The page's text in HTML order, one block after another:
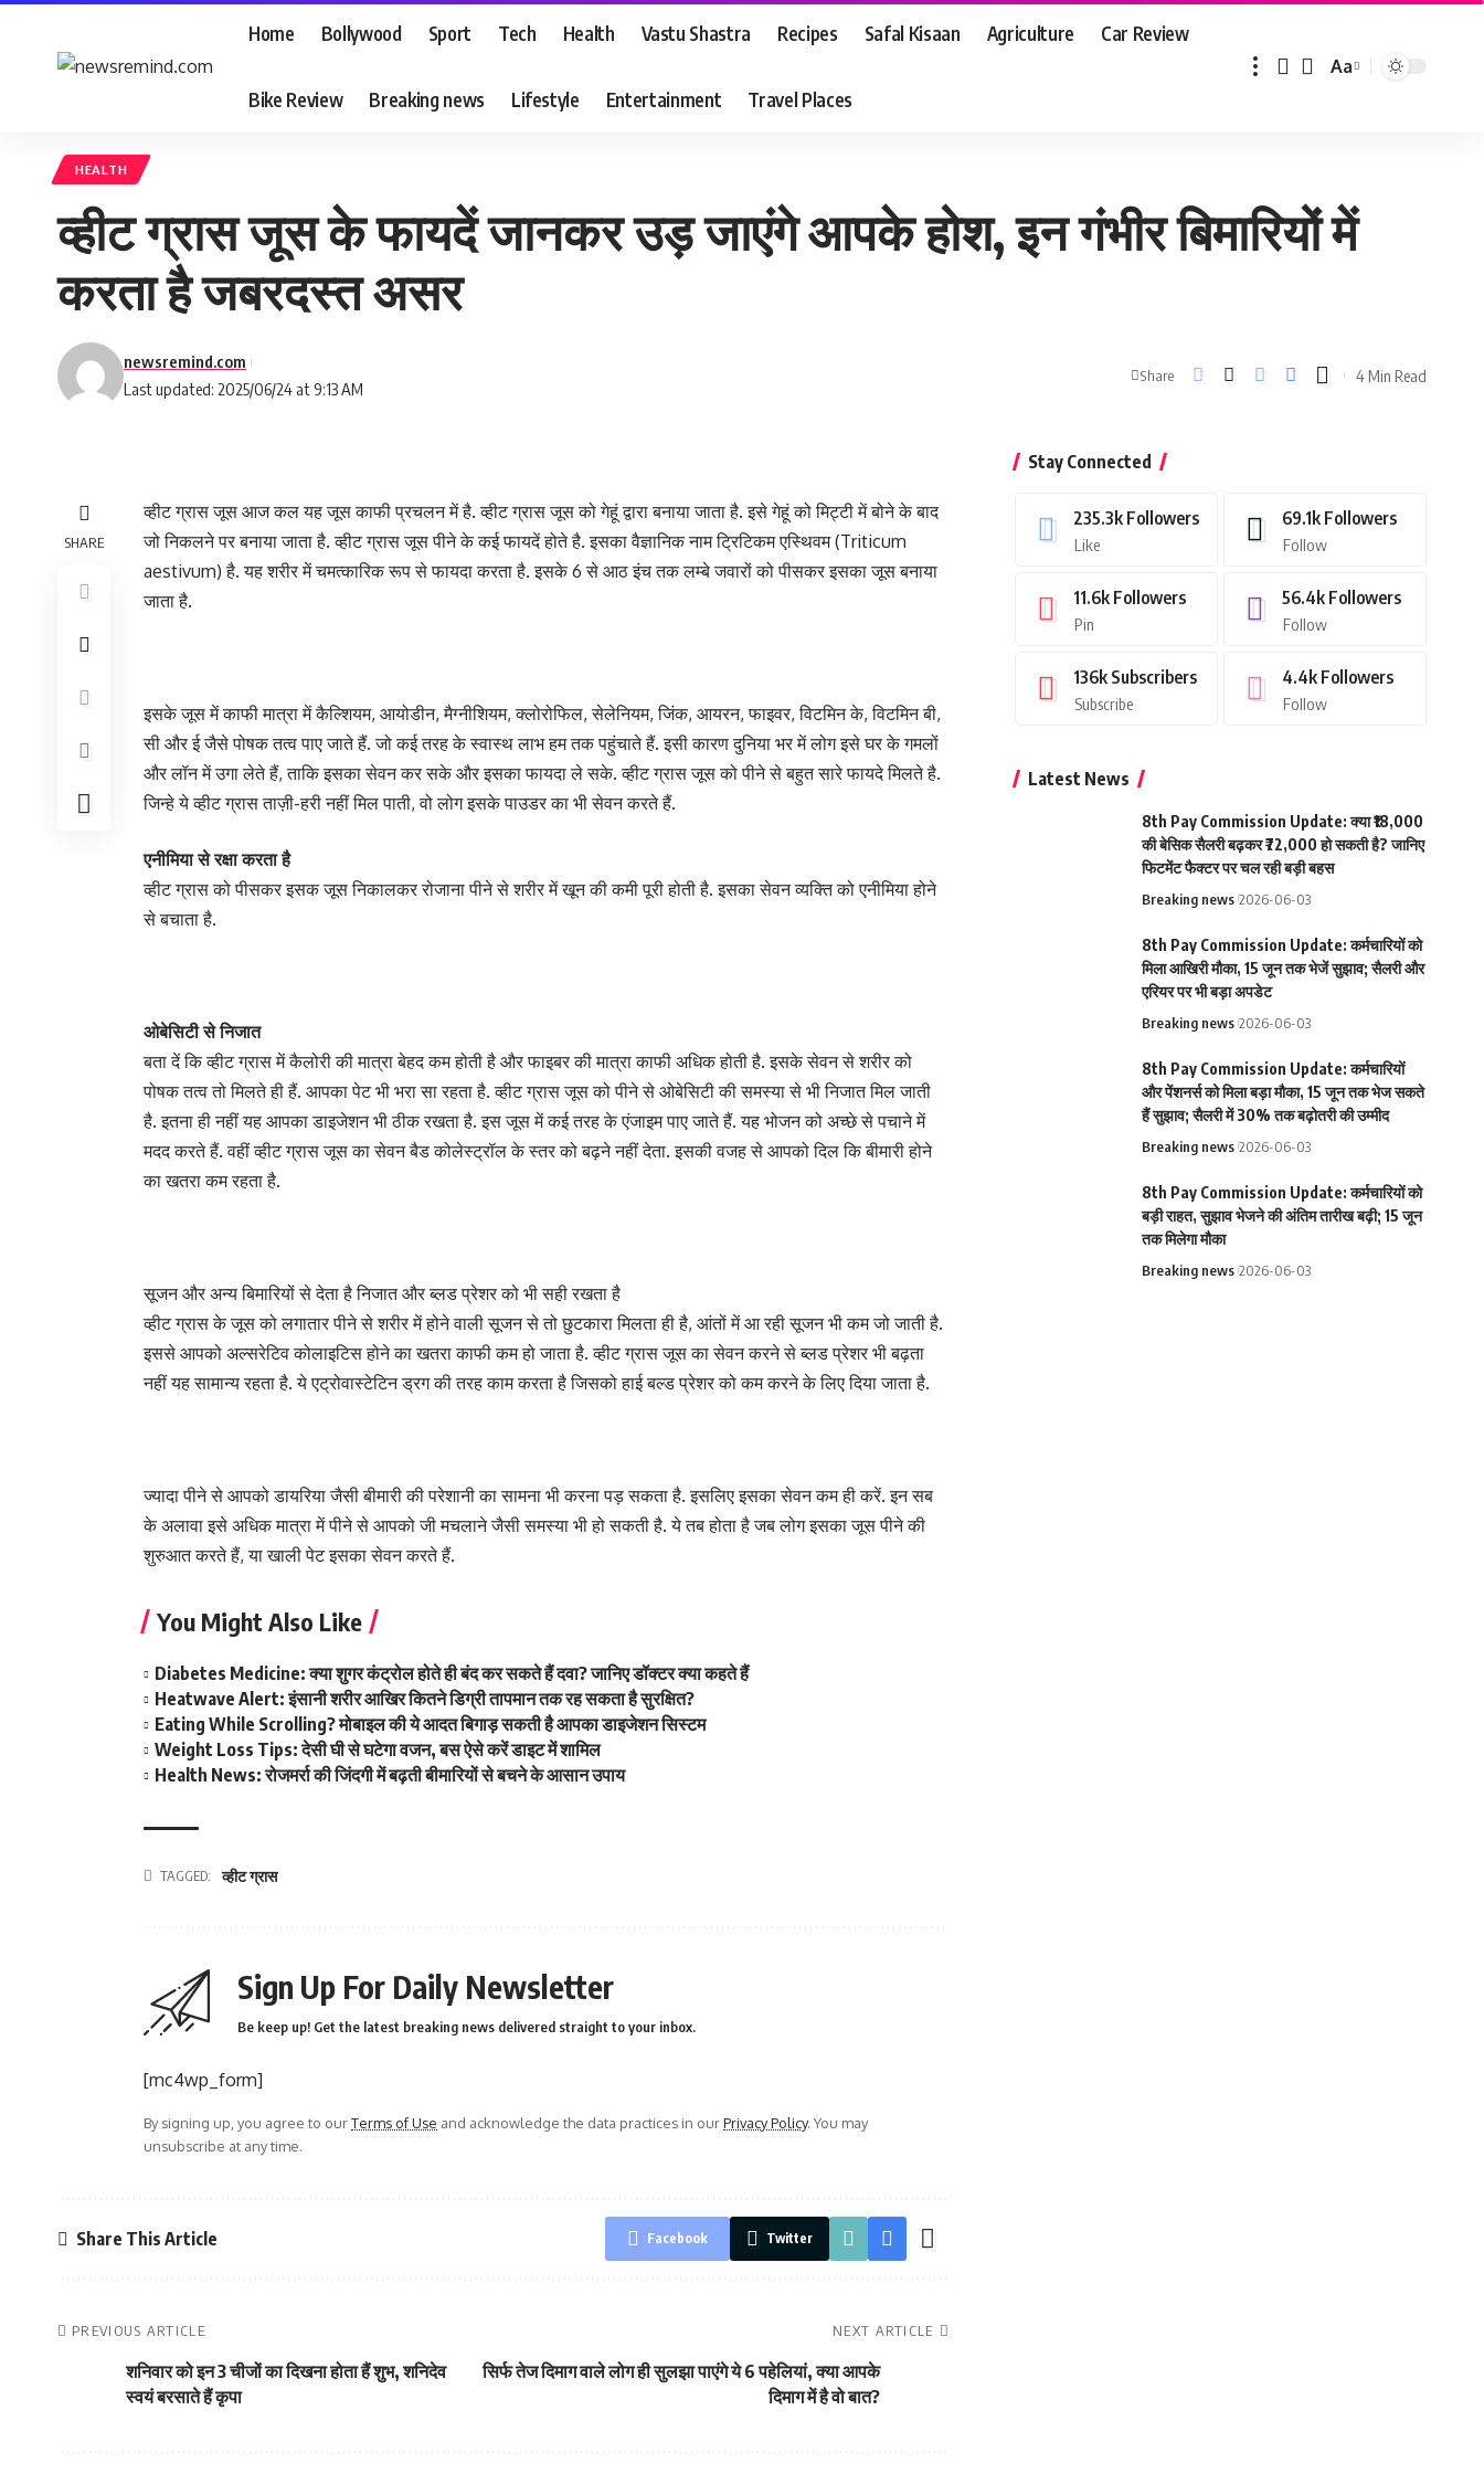
Home Bollywood Sport Tech Health Vastu Shastra Recipes Safal Kisaan Agriculture Car Review
Bike Review Breaking news Lifestyle Entertainment Travel Places
Font
Aa
HEALTH
व्हीट ग्रास जूस के फायदें जानकर उड़ जाएंगे आपके होश, इन गंभीर बिमारियों में
करता है जबरदस्त असर
Last updated: 2025/06/24 at 9:13 AM
newsremind.com
Share 4 Min Read
SHARE
व्हीट ग्रास जूस आज कल यह जूस काफी प्रचलन में है. व्हीट ग्रास जूस को गेहूं द्वारा बनाया जाता है. इसे गेहूं को मिट्टी में बोने के बाद
जो निकलने पर बनाया जाता है. व्हीट ग्रास जूस पीने के कई फायदें होते है. इसका वैज्ञानिक नाम ट्रिटिकम एस्थिवम (Triticum
aestivum) है. यह शरीर में चमत्कारिक रूप से फायदा करता है. इसके 6 से आठ इंच तक लम्बे जवारों को पीसकर इसका जूस बनाया
जाता है.
इसके जूस में काफी मात्रा में कैल्शियम, आयोडीन, मैग्नीशियम, क्लोरोफिल, सेलेनियम, जिंक, आयरन, फाइवर, विटमिन के, विटमिन बी,
सी और ई जैसे पोषक तत्व पाए जाते हैं. जो कई तरह के स्वास्थ लाभ हम तक पहुंचाते हैं. इसी कारण दुनिया भर में लोग इसे घर के गमलों
और लॉन में उगा लेते हैं, ताकि इसका सेवन कर सके और इसका फायदा ले सके. व्हीट ग्रास जूस को पीने से बहुत सारे फायदे मिलते है.
जिन्हे ये व्हीट ग्रास ताज़ी-हरी नहीं मिल पाती, वो लोग इसके पाउडर का भी सेवन करते हैं.
एनीमिया से रक्षा करता है
व्हीट ग्रास को पीसकर इसक जूस निकालकर रोजाना पीने से शरीर में खून की कमी पूरी होती है. इसका सेवन व्यक्ति को एनीमिया होने
से बचाता है.
ओबेसिटी से निजात
बता दें कि व्हीट ग्रास में कैलोरी की मात्रा बेहद कम होती है और फाइबर की मात्रा काफी अधिक होती है. इसके सेवन से शरीर को
पोषक तत्व तो मिलते ही हैं. आपका पेट भी भरा सा रहता है. व्हीट ग्रास जूस को पीने से ओबेसिटी की समस्या से भी निजात मिल जाती
है. इतना ही नहीं यह आपका डाइजेशन भी ठीक रखता है. इस जूस में कई तरह के एंजाइम पाए जाते हैं. यह भोजन को अच्छे से पचाने में
मदद करते हैं. वहीं व्हीट ग्रास जूस का सेवन बैड कोलेस्ट्रॉल के स्तर को बढ़ने नहीं देता. इसकी वजह से आपको दिल कि बीमारी होने
का खतरा कम रहता है.
सूजन और अन्य बिमारियों से देता है निजात और ब्लड प्रेशर को भी सही रखता है
व्हीट ग्रास के जूस को लगातार पीने से शरीर में होने वाली सूजन से तो छुटकारा मिलता ही है, आंतों में आ रही सूजन भी कम जो जाती है.
इससे आपको अल्सरेटिव कोलाइटिस होने का खतरा काफी कम हो जाता है. व्हीट ग्रास जूस का सेवन करने से ब्लड प्रेशर भी बढ़ता
नहीं यह सामान्य रहता है. ये एट्रोवास्टेटिन ड्रग की तरह काम करता है जिसको हाई बल्ड प्रेशर को कम करने के लिए दिया जाता है.
ज्यादा पीने से आपको डायरिया जैसी बीमारी की परेशानी का सामना भी करना पड़ सकता है. इसलिए इसका सेवन कम ही करें. इन सब
के अलावा इसे अधिक मात्रा में पीने से आपको जी मचलाने जैसी समस्या भी हो सकती है. ये तब होता है जब लोग इसका जूस पीने की
शुरुआत करते हैं, या खाली पेट इसका सेवन करते हैं.
You Might Also Like
Diabetes Medicine: क्या शुगर कंट्रोल होते ही बंद कर सकते हैं दवा? जानिए डॉक्टर क्या कहते हैं
Heatwave Alert: इंसानी शरीर आखिर कितने डिग्री तापमान तक रह सकता है सुरक्षित?
Eating While Scrolling? मोबाइल की ये आदत बिगाड़ सकती है आपका डाइजेशन सिस्टम
Weight Loss Tips: देसी घी से घटेगा वजन, बस ऐसे करें डाइट में शामिल
Health News: रोजमर्रा की जिंदगी में बढ़ती बीमारियों से बचने के आसान उपाय
TAGGED: व्हीट ग्रास
Sign Up For Daily Newsletter
Be keep up! Get the latest breaking news delivered straight to your inbox.
[mc4wp_form]
By signing up, you agree to ourTerms of Use and acknowledge the data practices in ourPrivacy Policy. You may
unsubscribe at any time.
Share This Article Facebook Twitter
PREVIOUS ARTICLE
शनिवार को इन 3 चीजों का दिखना होता हैं शुभ, शनिदेव
स्वयं बरसाते हैं कृपा
NEXT ARTICLE
सिर्फ तेज दिमाग वाले लोग ही सुलझा पाएंगे ये 6 पहेलियां, क्या आपके
दिमाग में है वो बात?
Stay Connected
235.3k Followers
Like
69.1k Followers
Follow
11.6k Followers
Pin
56.4k Followers
Follow
136k Subscribers
Subscribe
4.4k Followers
Follow
Latest News
8th Pay Commission Update: क्या ₹18,000
की बेसिक सैलरी बढ़कर ₹72,000 हो सकती है? जानिए
फिटमेंट फैक्टर पर चल रही बड़ी बहस
Breaking news 2026-06-03
8th Pay Commission Update: कर्मचारियों को
मिला आखिरी मौका, 15 जून तक भेजें सुझाव; सैलरी और
एरियर पर भी बड़ा अपडेट
Breaking news 2026-06-03
8th Pay Commission Update: कर्मचारियों
और पेंशनर्स को मिला बड़ा मौका, 15 जून तक भेज सकते
हैं सुझाव; सैलरी में 30% तक बढ़ोतरी की उम्मीद
Breaking news 2026-06-03
8th Pay Commission Update: कर्मचारियों को
बड़ी राहत, सुझाव भेजने की अंतिम तारीख बढ़ी; 15 जून
तक मिलेगा मौका
Breaking news 2026-06-03